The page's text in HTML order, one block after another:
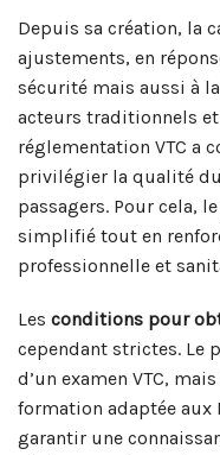
Depuis sa création, la
ajustements, en
sécurité mais aussi à
acteurs traditionnels et
réglementation VTC a
privilégier la qualité
passagers. Pour cela,
simplifié tout en
professionnelle et
Les conditions pour
cependant strictes. Le
d’un examen VTC,
formation adaptée aux
garantir une